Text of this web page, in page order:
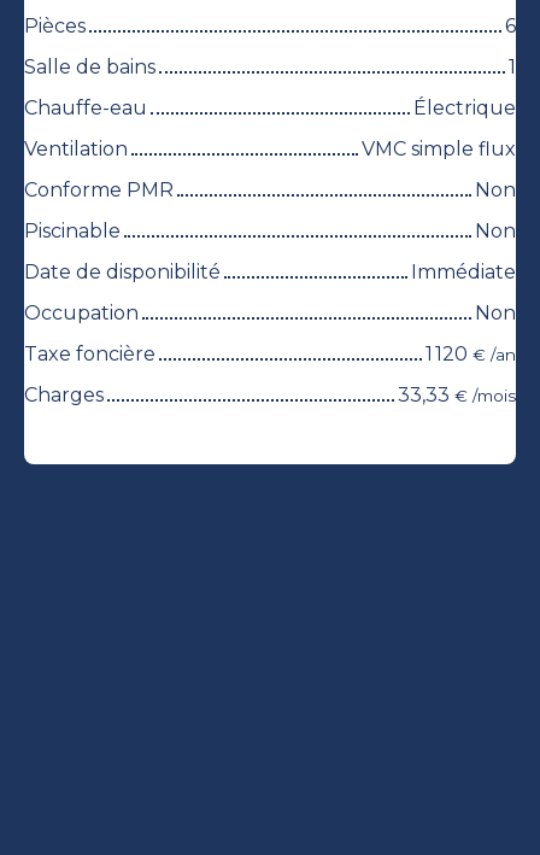
Pièces
6
Salle de bains
1
Chauffe-eau
Électrique
Ventilation
VMC simple flux
Conforme PMR
Non
Piscinable
Non
Date de disponibilité
Immédiate
Occupation
Non
Taxe foncière
1 120 € /an
Charges 33,33 € /mois